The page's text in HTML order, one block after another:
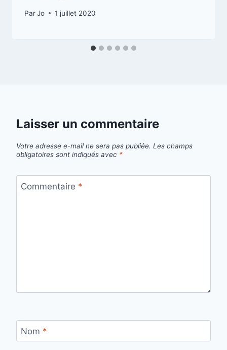
ParJo 1 juillet 2020
Laisser un commentaire
Votre adresse e-mail ne sera pas publiée. Les champs
obligatoires sont indiqués avec *
Commentaire *
Nom *